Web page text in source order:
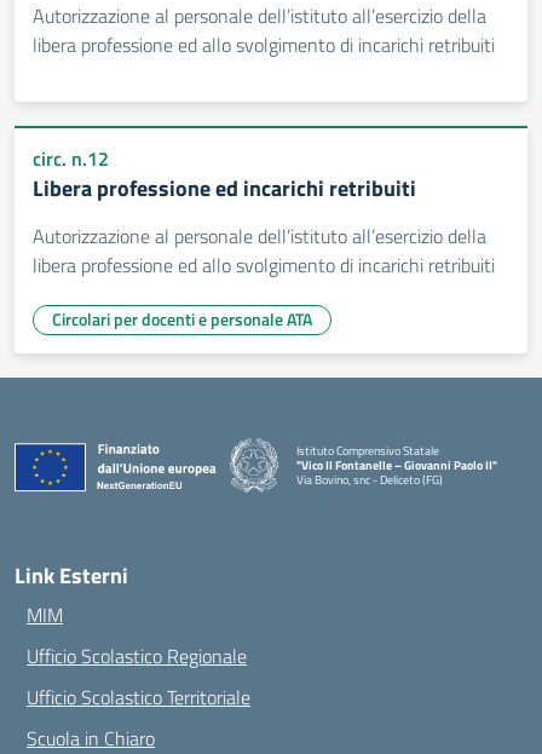
Autorizzazione al personale dell’istituto all’esercizio della
libera professione ed allo svolgimento di incarichi retribuiti
circ. n.12
Libera professione ed incarichi retribuiti
Autorizzazione al personale dell’istituto all’esercizio della
libera professione ed allo svolgimento di incarichi retribuiti
Circolari per docenti e personale ATA
Istituto Comprensivo Statale
"Vico II Fontanelle – Giovanni Paolo II"
Via Bovino, snc - Deliceto (FG)
Link Esterni
MIM
Ufficio Scolastico Regionale
Ufficio Scolastico Territoriale
Scuola in Chiaro